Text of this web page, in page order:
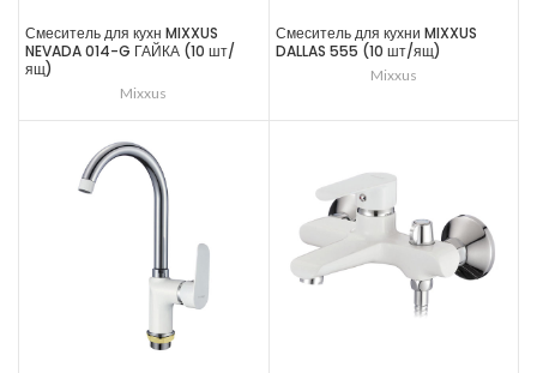
Смеситель для кухн MIXXUS
NEVADA 014-G ГАЙКА (10 шт/
ящ)
Mixxus
Смеситель для кухни MIXXUS
DALLAS 555 (10 шт/ящ)
Mixxus